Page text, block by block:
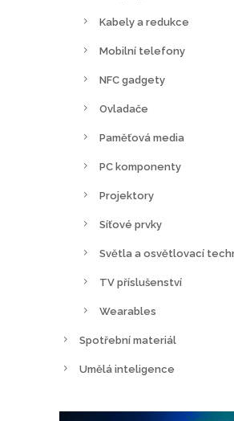
Kabely a redukce
Mobilní telefony
NFC gadgety
Ovladače
Paměťová media
PC komponenty
Projektory
Síťové prvky
Světla a osvětlovací
TV příslušenství
Wearables
Spotřební materiál
Umělá inteligence